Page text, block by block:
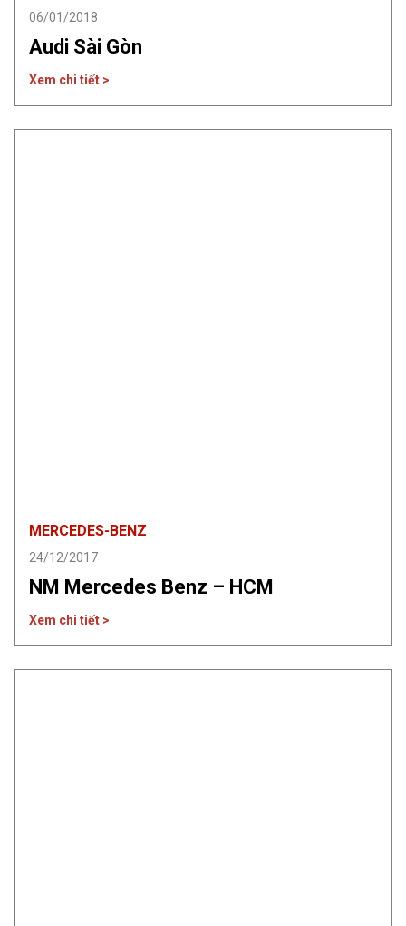
06/01/2018
Audi Sài Gòn
Xem chi tiết >
MERCEDES-BENZ
24/12/2017
NM Mercedes Benz – HCM
Xem chi tiết >